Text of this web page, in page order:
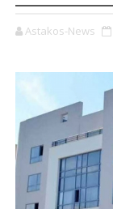
Astakos-News